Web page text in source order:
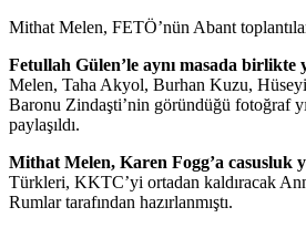
Mithat Melen, FETÖ’nün Abant
Fetullah Gülen’le aynı masada birlikte
Melen, Taha Akyol, Burhan Kuzu,
Baronu Zindaşti’nin göründüğü fotoğraf
paylaşıldı.
Mithat Melen, Karen Fogg’a casusluk
Türkleri, KKTC’yi ortadan kaldıracak
Rumlar tarafından hazırlanmıştı.